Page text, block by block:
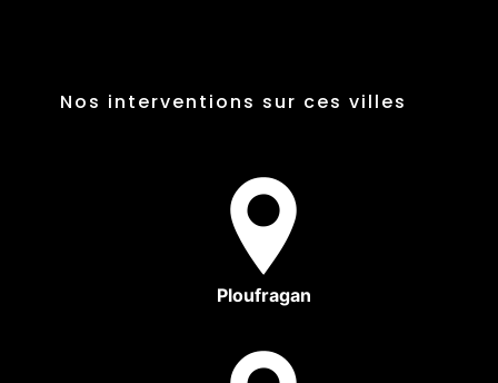
Nos interventions sur ces villes
Ploufragan